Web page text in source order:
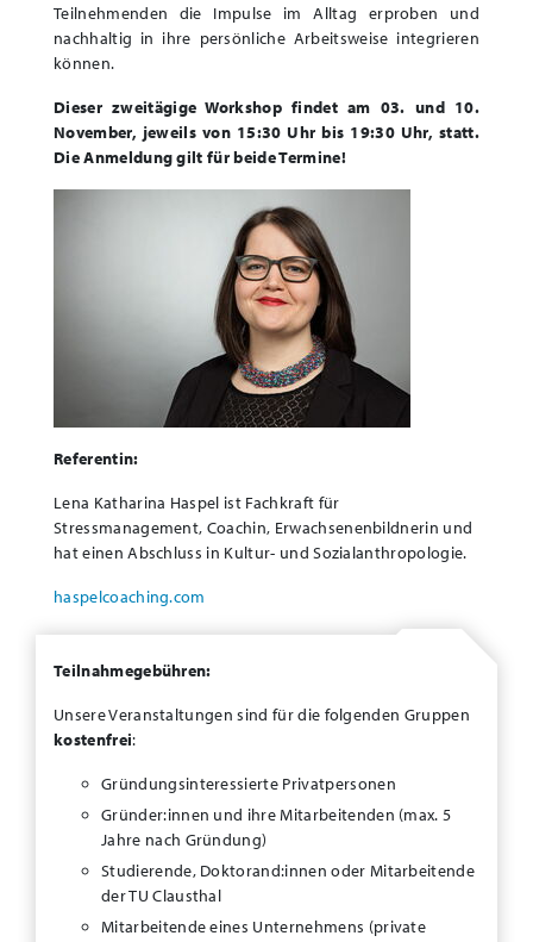
Teilnehmenden die Impulse im Alltag erproben und
nachhaltig in ihre persönliche Arbeitsweise integrieren
können.
Dieser zweitägige Workshop findet am 03. und 10.
November, jeweils von 15:30 Uhr bis 19:30 Uhr, statt.
Die Anmeldung gilt für beide Termine!
Referentin:
Lena Katharina Haspel ist Fachkraft für
Stressmanagement, Coachin, Erwachsenenbildnerin und
hat einen Abschluss in Kultur- und Sozialanthropologie.
haspelcoaching.com
Teilnahmegebühren:
Unsere Veranstaltungen sind für die folgenden Gruppen
kostenfrei:
Gründungsinteressierte Privatpersonen
Gründer:innen und ihre Mitarbeitenden (max. 5
Jahre nach Gründung)
Studierende, Doktorand:innen oder Mitarbeitende
der TU Clausthal
Mitarbeitende eines Unternehmens (private